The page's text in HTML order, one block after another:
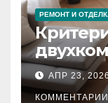
РЕМОНТ И
АПР 23, 2026
КОММЕНТАРИИ